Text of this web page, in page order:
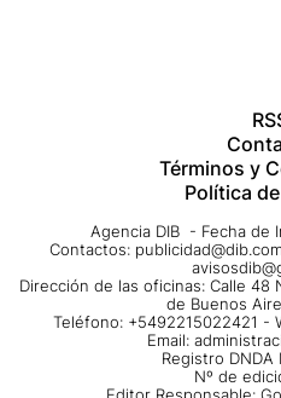
Términos y
Política
Agencia DIB - Fecha de
Contactos:
Dirección de las oficinas: Calle 48
de Buenos
Teléfono: +5492215022421 -
Email:
Registro DNDA
Nº de